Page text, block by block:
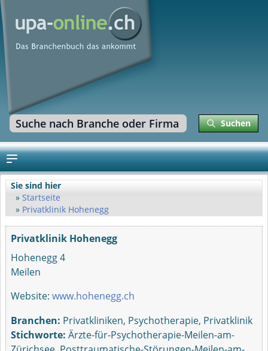
Suchen
Sie sind hier
Startseite
Privatklinik Hohenegg
Privatklinik Hohenegg
Hohenegg 4
Meilen
Website: www.hohenegg.ch
Branchen: Privatkliniken, Psychotherapie, Privatklinik
Stichworte: Ärzte-für-Psychotherapie-Meilen-am-